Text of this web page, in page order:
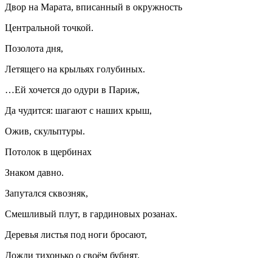
Двор на Марата, вписанный в окружность
Центральной точкой.
Позолота дня,
Летящего на крыльях голубиных.
…Ей хочется до одури в Париж,
Да чудится: шагают с наших крыш,
Ожив, скульптуры.
Потолок в щербинах
Знаком давно.
Запутался сквозняк,
Смешливый плут, в гардиновых розанах.
Деревья листья под ноги бросают,
Дожди тихонько о своём бубнят.